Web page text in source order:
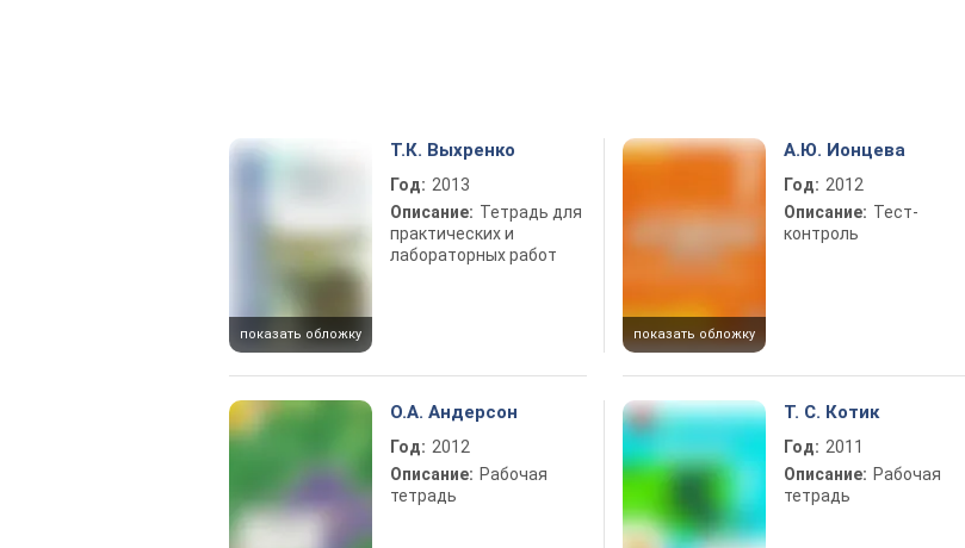
показать обложку
Т.К. Выхренко
Год: 2013
Описание: Тетрадь для
практических и
лабораторных работ
показать обложку
А.Ю. Ионцева
Год: 2012
Описание: Тест-
контроль
О.А. Андерсон
Год: 2012
Описание: Рабочая
тетрадь
Т. С. Котик
Год: 2011
Описание: Рабочая
тетрадь